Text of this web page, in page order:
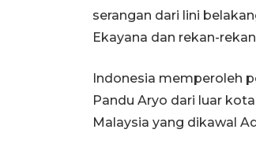
serangan dari lini
Ekayana dan rekan-
Indonesia memperoleh
Pandu Aryo dari luar
Malaysia yang dikawal